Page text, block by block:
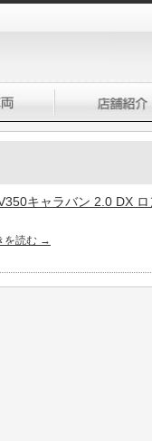
キャラバン 2.0 DX
を読む →